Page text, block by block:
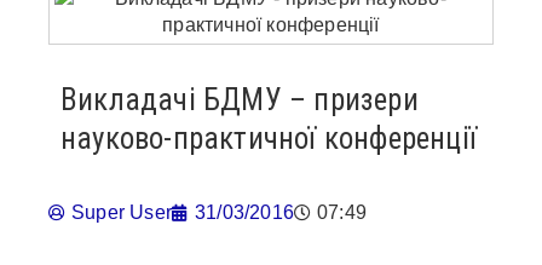
Викладачі БДМУ – призери
науково-практичної конференції
Super User 31/03/2016 07:49